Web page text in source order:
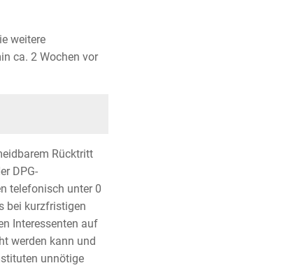
weitere
ca. 2 Wochen vor
Rücktritt
DPG-
telefonisch unter 0
bei kurzfristigen
Interessenten auf
werden kann und
unnötige